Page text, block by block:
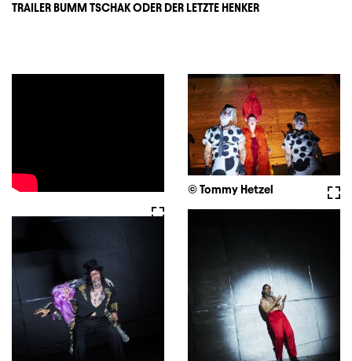
TRAILER BUMM TSCHAK ODER DER LETZTE HENKER
Fullscreen
© Tommy Hetzel